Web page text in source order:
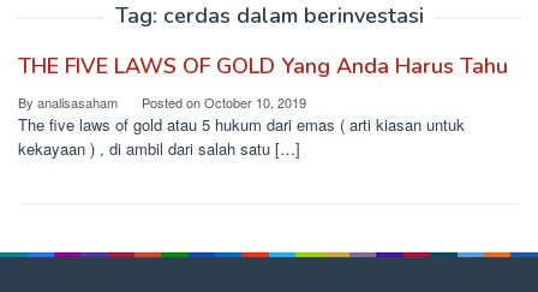
Tag: cerdas dalam berinvestasi
THE FIVE LAWS OF GOLD Yang Anda Harus Tahu
By analisasaham Posted onOctober 10, 2019
The five laws of gold atau 5 hukum dari emas ( arti kiasan untuk
kekayaan ) , di ambil dari salah satu […]